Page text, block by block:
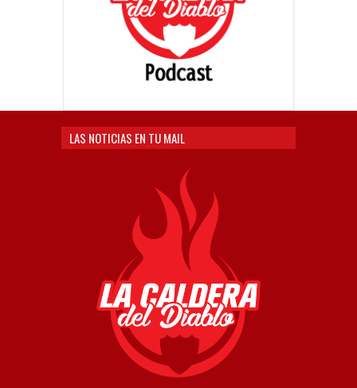
LAS NOTICIAS EN TU MAIL